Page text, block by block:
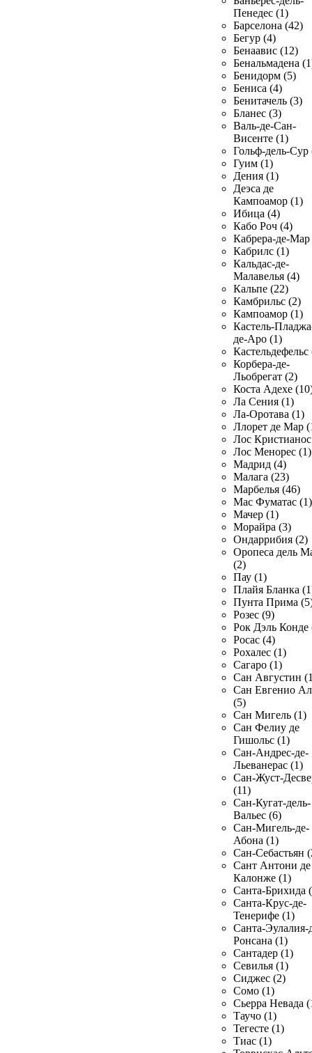
Пенедес (1)
Барселона (42)
Бегур (4)
Бенаавис (12)
Бенальмадена
Бенидорм (5)
Бениса (4)
Бенитачель (3)
Бланес (3)
Валь-де-Сан-
Висенте (1)
Гольф-дель-Сур
Гуим (1)
Дения (1)
Деэса де
Кампоамор (1)
Ибица (4)
Кабо Роч (4)
Кабрера-де-Мар
Кабрилс (1)
Кальдас-де-
Малавелья (4)
Кальпе (22)
Камбрильс (2)
Кампоамор (1)
Кастель-
де-Аро (1)
Кастельдефельс
Корбера-де-
Льобрегат (2)
Коста Адехе
Ла Сения (1)
Ла-Оротава (1)
Ллорет де Мар
Лос
Лос Менорес (1)
Мадрид (4)
Малага (23)
Марбелья (46)
Мас Фуматас (1)
Мачер (1)
Морайра (3)
Ондаррибия (2)
Оропеса дель
(2)
Пау (1)
Плайя Бланка
Пунта Прима
Розес (9)
Рок Дэль Конде
Росас (4)
Рохалес (1)
Сагаро (1)
Сан Августин
Сан Евгенио
(5)
Сан Мигель (1)
Сан Фелиу де
Гишольс (1)
Сан-Андрес-де-
Льеванерас (1)
Сан-Жуст-
(11)
Сан-Кугат-дель-
Вальес (6)
Сан-Мигель-де-
Абона (1)
Сан-Себастьян
Сант Антони де
Калонже (1)
Санта-Брихида
Санта-Крус-де-
Тенерифе (1)
Санта-Эулалия-
Ронсана (1)
Сантадер (1)
Севилья (1)
Сиджес (2)
Сомо (1)
Сьерра Невада
Таучо (1)
Тегесте (1)
Тиас (1)